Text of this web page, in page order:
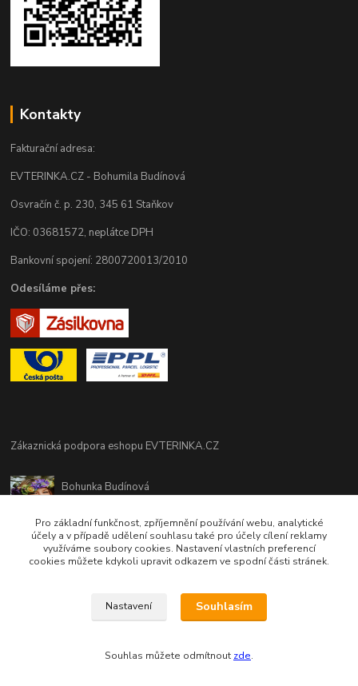
Kontakty
Fakturační adresa:
EVTERINKA.CZ - Bohumila Budínová
Osvračín č. p. 230, 345 61 Staňkov
IČO: 03681572, neplátce DPH
Bankovní spojení: 2800720013/2010
Odesíláme přes:
Zákaznická podpora eshopu EVTERINKA.CZ
Bohunka Budínová
(Po-Pá - 9:00-17:00hod, So 8:00-12:00hod)
obchod@evterinka.cz
Pro základní funkčnost, zpříjemnění používání webu, analytické
účely a v případě udělení souhlasu také pro účely cílení reklamy
využíváme soubory cookies. Nastavení vlastních preferencí
cookies můžete kdykoli upravit odkazem ve spodní části stránek.
Nastavení Souhlasím
Souhlas můžete odmítnout zde.